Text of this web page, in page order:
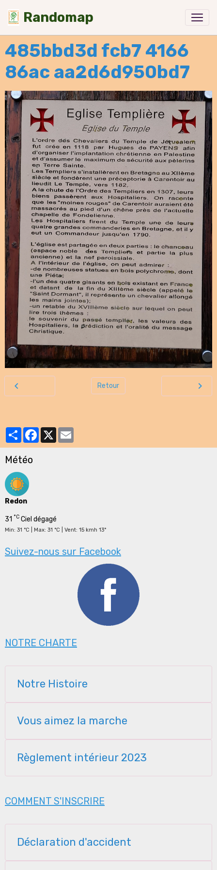
Randomap
485bbd3d fcb7 4166
86ac aa2d6d950bd7
Retour
PartagerFacebook
X
Météo
Redon
31 °C Ciel dégagé
Min: 31 °C | Max: 31 °C | Vent: 15 kmh 13°
Suivez-nous sur Facebook
NOTRE CHARTE
Notre Histoire
Vous aimez la marche
Règlement intérieur 2023
COMMENT S'INSCRIRE
Déclaration d'accident